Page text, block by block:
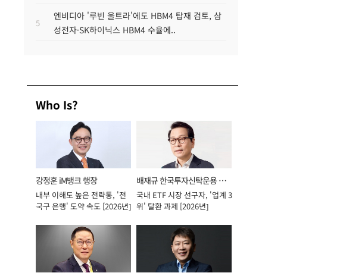
5
엔비디아 '루빈 울트라'에도 HBM4 탑재 검토, 삼
성전자·SK하이닉스 HBM4 수율에..
Who Is?
강정훈 iM뱅크 행장
내부 이해도 높은 전략통, '전
국구 은행' 도약 속도 [2026년]
배재규 한국투자신탁운용 대
표이사 사장
국내 ETF 시장 선구자, '업계 3
위' 탈환 과제 [2026년]